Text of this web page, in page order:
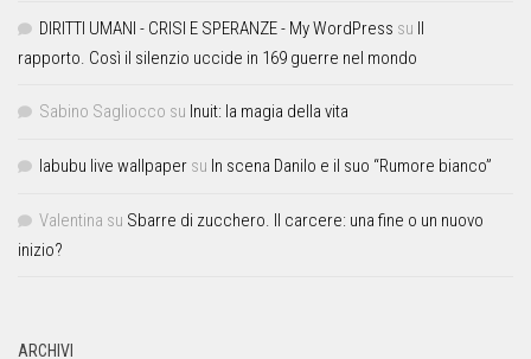
DIRITTI UMANI - CRISI E SPERANZE - My WordPress su Il
rapporto. Così il silenzio uccide in 169 guerre nel mondo
Sabino Sagliocco su Inuit: la magia della vita
labubu live wallpaper su In scena Danilo e il suo “Rumore bianco”
Valentina su Sbarre di zucchero. Il carcere: una fine o un nuovo
inizio?
ARCHIVI